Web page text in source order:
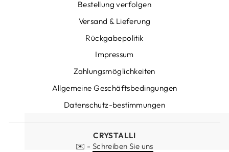
Bestellung verfolgen
Versand & Lieferung
Rückgabepolitik
Impressum
Zahlungsmöglichkeiten
Allgemeine Geschäftsbedingungen
Datenschutz-bestimmungen
CRYSTALLI
✉️ - Schreiben Sie uns